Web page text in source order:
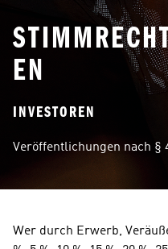
EN
INVESTOREN
Veröffentlichungen nach §
Wer durch Erwerb,